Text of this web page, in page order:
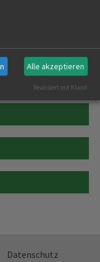
Datenschutz
Alle akzeptieren
Realisiert mit Klaro!